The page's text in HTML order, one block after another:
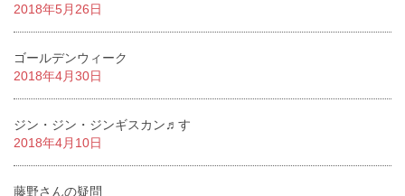
2018年5月26日
ゴールデンウィーク
2018年4月30日
ジン・ジン・ジンギスカン♬す
2018年4月10日
藤野さんの疑問